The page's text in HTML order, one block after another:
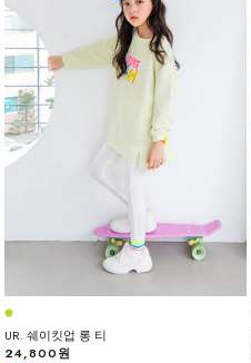
UR. 쉐이킷업 롱 티
24,800원